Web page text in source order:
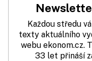
Každou středu
texty aktuálního
webu ekonom.cz.
33 let přináší